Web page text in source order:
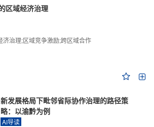
区域经济治理
济治理;区域竞争激励;跨区域合作
新发展格局下毗邻省际协作治理的路径策
略：以渝黔为例
AI导读